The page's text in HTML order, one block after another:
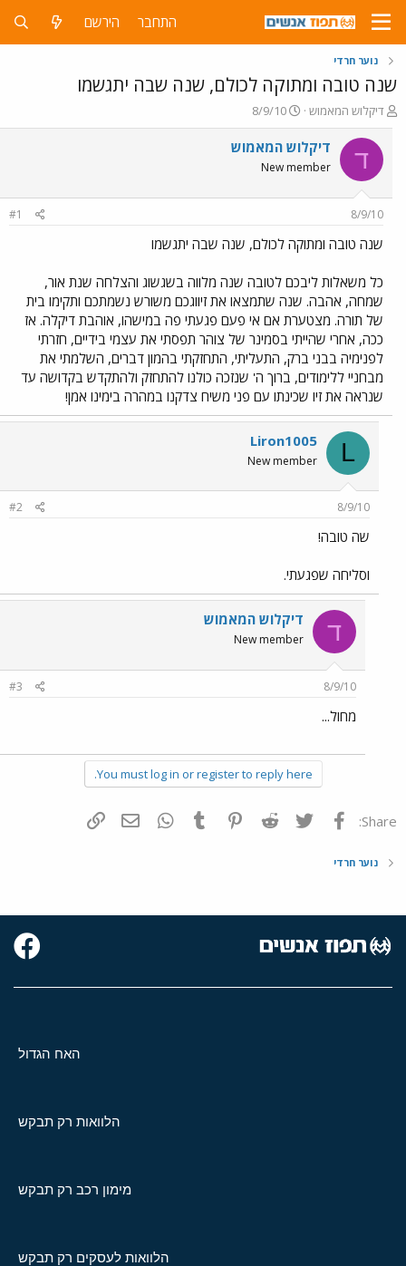
התחבר הירשם
נוער חרדי
שנה טובה ומתוקה לכולם, שנה שבה יתגשמו
פ
ו
ת
ח
ה
ו
ש
א
דיקלוש המאמוש
פ
ו
ר
ם
ר
8/9/10
ד דיקלוש המאמוש
New member
8/9/10
#1
שנה טובה ומתוקה לכולם, שנה שבה יתגשמו
כל משאלות ליבכם לטובה שנה מלווה בשגשוג והצלחה שנת אור,
שמחה, אהבה. שנה שתמצאו את זיווגכם משורש נשמתכם ותקימו בית
של תורה. מצטערת אם אי פעם פגעתי פה במישהו, אוהבת דיקלה. אז
ככה, אחרי שהייתי בסמינר של צוהר תפסתי את עצמי בידיים, חזרתי
לפנימיה בבני ברק, התעליתי, התחזקתי בהמון דברים, השלמתי את
מבחניי ללימודים, ברוך ה' שנזכה כולנו להתחזק ולהתקדש בקדושה עד
שנראה את זיו שכינתו עם פני משיח צדקנו במהרה בימינו אמן!
L
Liron1005
New member
8/9/10
#2
שה טובה!
וסליחה שפגעתי.
ד דיקלוש המאמוש
New member
8/9/10
#3
מחול...
You must log in or register to reply here.
Share: פייסבוק Twitter
Reddit
Pinterest
Tumblr
WhatsAppדואר אלקטרוני
נוער חרדי
האח הגדול
הלוואות רק תבקש
מימון רכב רק תבקש
הלוואות לעסקים רק תבקש